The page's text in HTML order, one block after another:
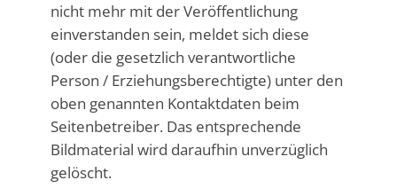
nicht mehr mit der Veröffentlichung
einverstanden sein, meldet sich diese
(oder die gesetzlich verantwortliche
Person / Erziehungsberechtigte) unter den
oben genannten Kontaktdaten beim
Seitenbetreiber. Das entsprechende
Bildmaterial wird daraufhin unverzüglich
gelöscht.